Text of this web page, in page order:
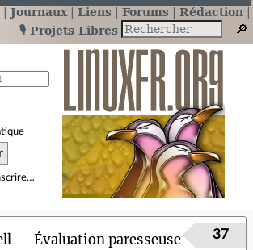
Journaux Liens Forums
Rédaction
🎙️ Projets Libres
-- Évaluation paresseuse 37